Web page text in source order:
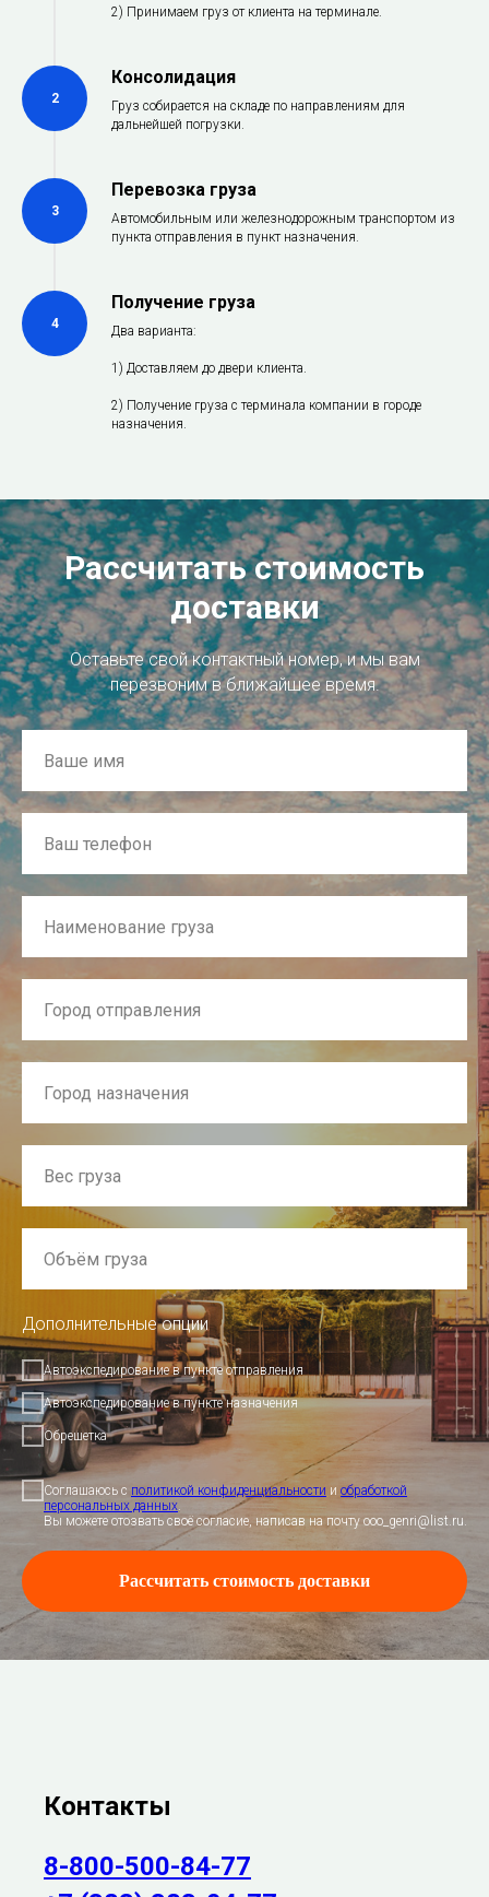
2) Принимаем груз от клиента на терминале.
2
Консолидация
Груз собирается на складе по направлениям для
дальнейшей погрузки.
3
Перевозка груза
Автомобильным или железнодорожным транспортом из
пункта отправления в пункт назначения.
4
Получение груза
Два варианта:
1) Доставляем до двери клиента.
2) Получение груза с терминала компании в городе
назначения.
Рассчитать стоимость
доставки
Оставьте свой контактный номер, и мы вам
перезвоним в ближайшее время.
Дополнительные опции
Автоэкспедирование в пункте отправления
Автоэкспедирование в пункте назначения
Обрешетка
Соглашаюсь с политикой конфиденциальности и обработкой
персональных данных.
Вы можете отозвать своё согласие, написав на почту ooo_genri@list.ru.
Рассчитать стоимость доставки
Контакты
8-800-500-84-77